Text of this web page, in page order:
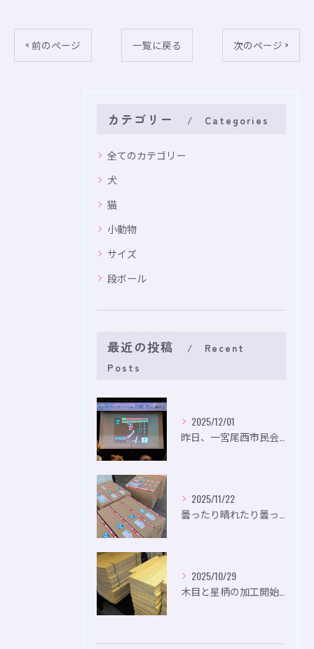
< 前のページ 一覧に戻る 次のページ >
カテゴリー Categories
全てのカテゴリー
犬
猫
小動物
サイズ
段ボール
最近の投稿
Recent
Posts
2025/12/01
2025/11/22
2025/10/29